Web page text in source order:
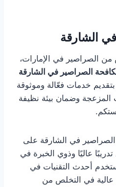
الشارقة
من الصراصير في الإمارات،
الصراصير في الشارقة
خدمات فعّالة وموثوقة
وضمان بيئة نظيفة
في الشارقة على
عاليًا وذوي الخبرة في
أحدث التقنيات في
في التخلص من